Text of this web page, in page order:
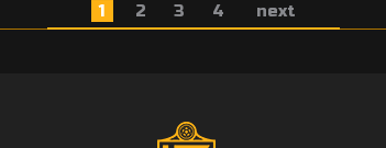
1 2 3 4 next